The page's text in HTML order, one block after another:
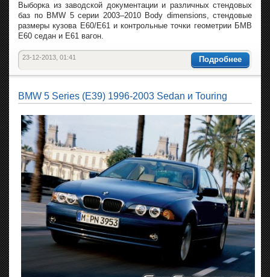
Выборка из заводской документации и различных стендовых
баз по BMW 5 серии 2003–2010 Body dimensions, стендовые
размеры кузова E60/E61 и контрольные точки геометрии БМВ
Е60 седан и Е61 вагон.
Подробнее
23-12-2013, 01:41
BMW 5 Series (E39) 1996-2003 Sedan и Touring